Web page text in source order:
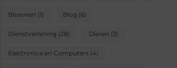
Bloemen (1) Blog (6)
Dienstverlening (28) Dieren (3)
Electronica en Computers (4)